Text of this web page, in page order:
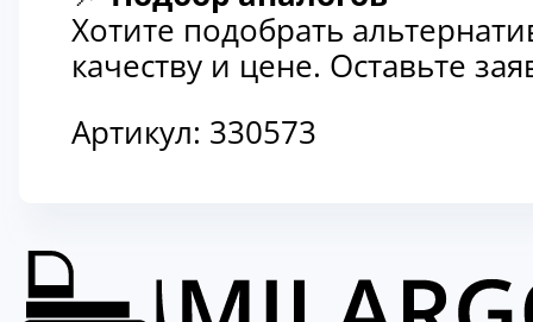
Хотите подобрать
качеству и цене. Оставьте
Артикул: 330573